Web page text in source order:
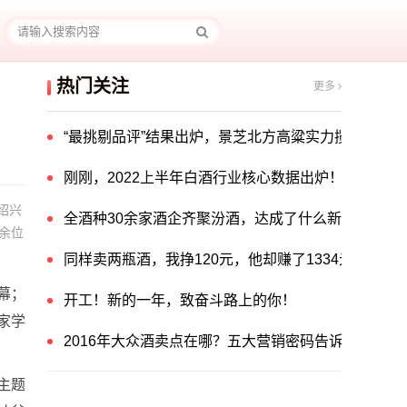
兴
位
；
学
题
热门关注 更多
“最挑剔品评”结果出炉，景芝北方高粱实力揽获中国
刚刚，2022上半年白酒行业核心数据出炉！
全酒种30余家酒企齐聚汾酒，达成了什么新共识？
同样卖两瓶酒，我挣120元，他却赚了1334元！他
开工！新的一年，致奋斗路上的你！
2016年大众酒卖点在哪？五大营销密码告诉你答案！